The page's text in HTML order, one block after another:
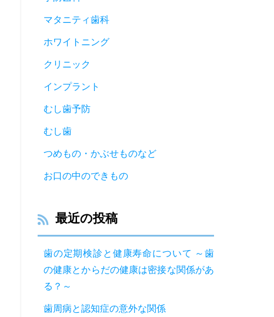
マタニティ歯科
ホワイトニング
クリニック
インプラント
むし歯予防
むし歯
つめもの・かぶせものなど
お口の中のできもの
最近の投稿
歯の定期検診と健康寿命について ～歯
の健康とからだの健康は密接な関係があ
る？～
歯周病と認知症の意外な関係